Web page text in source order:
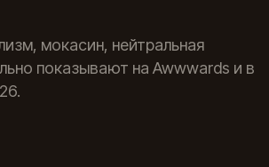
мокасин, нейтральная
показывают на Awwwards и в